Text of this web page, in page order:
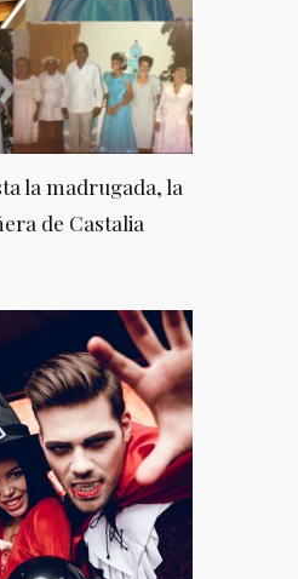
la madrugada, la
de Castalia